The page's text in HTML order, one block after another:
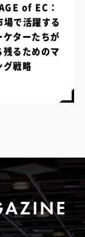
of EC：
で活躍する
ケターたちが
るためのマ
グ戦略